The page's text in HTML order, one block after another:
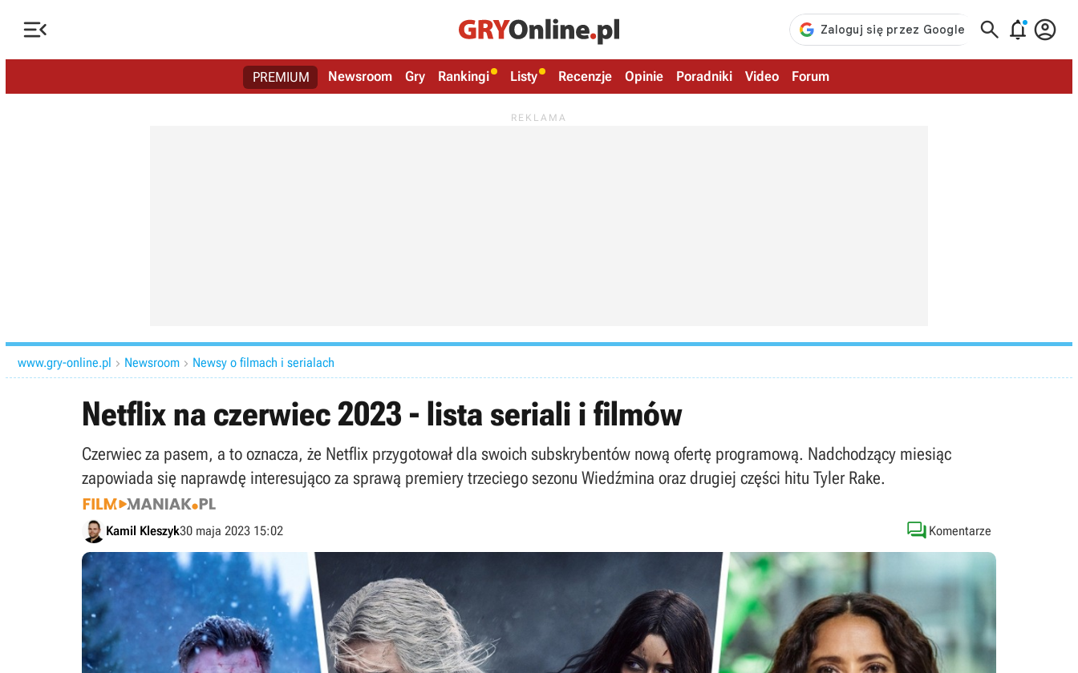
   
PREMIUM Newsroom Gry Rankingi Listy Recenzje Opinie Poradniki Video Forum
www.gry-online.pl  Newsroom  Newsy o filmach i serialach
Netflix na czerwiec 2023 - lista seriali i filmów
Czerwiec za pasem, a to oznacza, że Netflix przygotował dla swoich subskrybentów nową ofertę programową. Nadchodzący miesiąc
zapowiada się naprawdę interesująco za sprawą premiery trzeciego sezonu Wiedźmina oraz drugiej części hitu Tyler Rake.
Kamil Kleszyk30 maja 2023 15:02  Komentarze